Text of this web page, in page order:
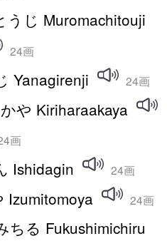
うじ Muromachitouji
24画
Yanagirenji 24画
や Kiriharaakaya
画
Ishidagin 24画
Izumitomoya 24画
ちる Fukushimichiru